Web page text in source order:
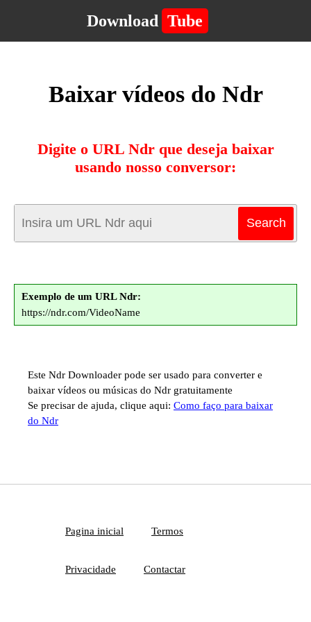
Download Tube
Baixar vídeos do Ndr
Digite o URL Ndr que deseja baixar
usando nosso conversor:
Exemplo de um URL Ndr:
https://ndr.com/VideoName
Este Ndr Downloader pode ser usado para converter e
baixar vídeos ou músicas do Ndr gratuitamente
Se precisar de ajuda, clique aqui: Como faço para baixar
do Ndr
Pagina inicial Termos
Privacidade Contactar